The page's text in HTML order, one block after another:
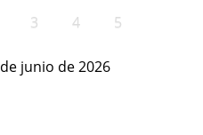
3 4 5
junio de 2026